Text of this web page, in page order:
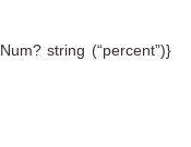
string (“percent”)}